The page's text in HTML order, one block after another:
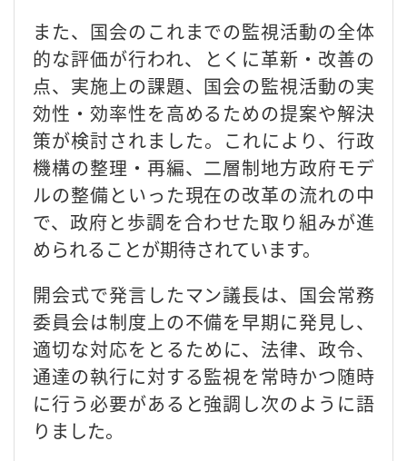
また、国会のこれまでの監視活動の全体
的な評価が行われ、とくに革新・改善の
点、実施上の課題、国会の監視活動の実
効性・効率性を高めるための提案や解決
策が検討されました。これにより、行政
機構の整理・再編、二層制地方政府モデ
ルの整備といった現在の改革の流れの中
で、政府と歩調を合わせた取り組みが進
められることが期待されています。
開会式で発言したマン議長は、国会常務
委員会は制度上の不備を早期に発見し、
適切な対応をとるために、法律、政令、
通達の執行に対する監視を常時かつ随時
に行う必要があると強調し次のように語
りました。